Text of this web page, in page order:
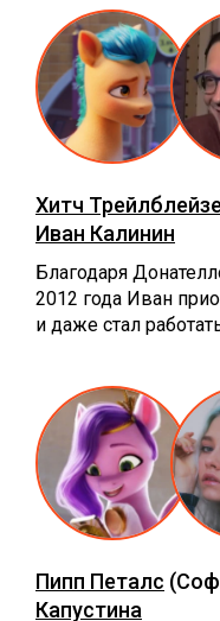
Хитч
Иван Калинин
Благодаря
2012 года Иван
и даже стал
Пипп Петалс
Капустина